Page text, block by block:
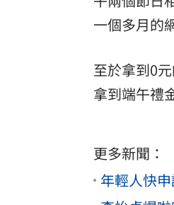
一個多月的
至於拿到0
拿到端午禮
更多新聞：
年輕人快